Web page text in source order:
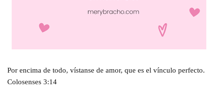
Por encima de todo, vístanse de amor, que es el vínculo perfecto.
Colosenses 3:14